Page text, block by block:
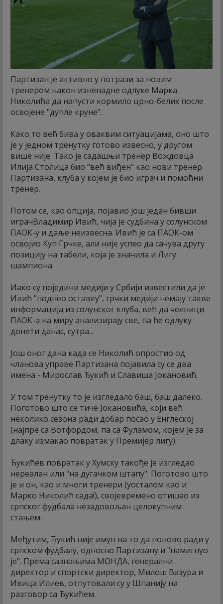
Партизан је активно у потрази за новим
тренером након изненадне одлуке Марка
Николића да напусти кормило црно-белих после
освојене "дупле круне".
Како то већ бива у оваквим ситуацијама, оно што
је у једном тренутку готово извесно, у другом
више није. Тако је садашњи тренер Вождовца
Илија Столица био "већ виђен" као нови тренер
Партизана, клуба у којем је био играч и помоћни
тренер.
Потом се, као опција, појавио још један бивши
играчВладимир Ивић, чија је судбина у солунском
ПАОК-у и даље неизвесна. Ивић је са ПАОК-ом
освојио Куп Грчке, али није успео да сачува другу
позицију на табели, која је значила и Лигу
шампиона.
Иако су поједини медији у Србији известили да је
Ивић "поднео оставку", грчки медији немају такве
информација из солунског клуба, већ да челници
ПАОК-а на миру анализирају све, па ће одлуку
донети данас, сутра...
Још оног дана када се Николић опростио од
чланова управе Партизана појавила су се два
имена - Мирослав Ђукић и Славиша Јокановић.
У том тренутку то је изгледало баш, баш далеко.
Поготово што се тиче Јокановића, који већ
неколико сезона ради добар посао у Енглеској
(најпре са Вотфордом, па са Фуламом, којем је за
длаку измакао повратак у Премијер лигу).
Ђукићев повратак у Хумску такође је изгледао
нереалан или "на дугачком штапу". Поготово што
је и он, као и многи тренери (уосталом као и
Марко Николић сада!), својевремено отишао из
српског фудбала незадовољан целокупним
стањем.
Међутим, Ђукић није имун на то да поново ради у
српском фудбалу, односно Партизану и "намигнуо
је". Према сазнањима МОНДА, генерални
директор и спортски директор, Милош Вазура и
Ивица Илиев, отпутовали су у Шпанију на
разговор са Ђукићем.